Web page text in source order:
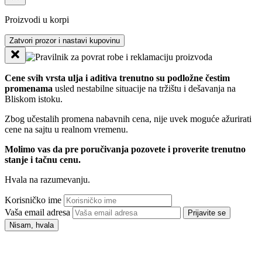
Proizvodi u korpi
Zatvori prozor i nastavi kupovinu
Cene svih vrsta ulja i aditiva trenutno su podložne čestim
promenama usled nestabilne situacije na tržištu i dešavanja na
Bliskom istoku.
Zbog učestalih promena nabavnih cena, nije uvek moguće ažurirati
cene na sajtu u realnom vremenu.
Molimo vas da pre poručivanja pozovete i proverite trenutno
stanje i tačnu cenu.
Hvala na razumevanju.
Korisničko ime
Vaša email adresa
Prijavite se
Nisam, hvala